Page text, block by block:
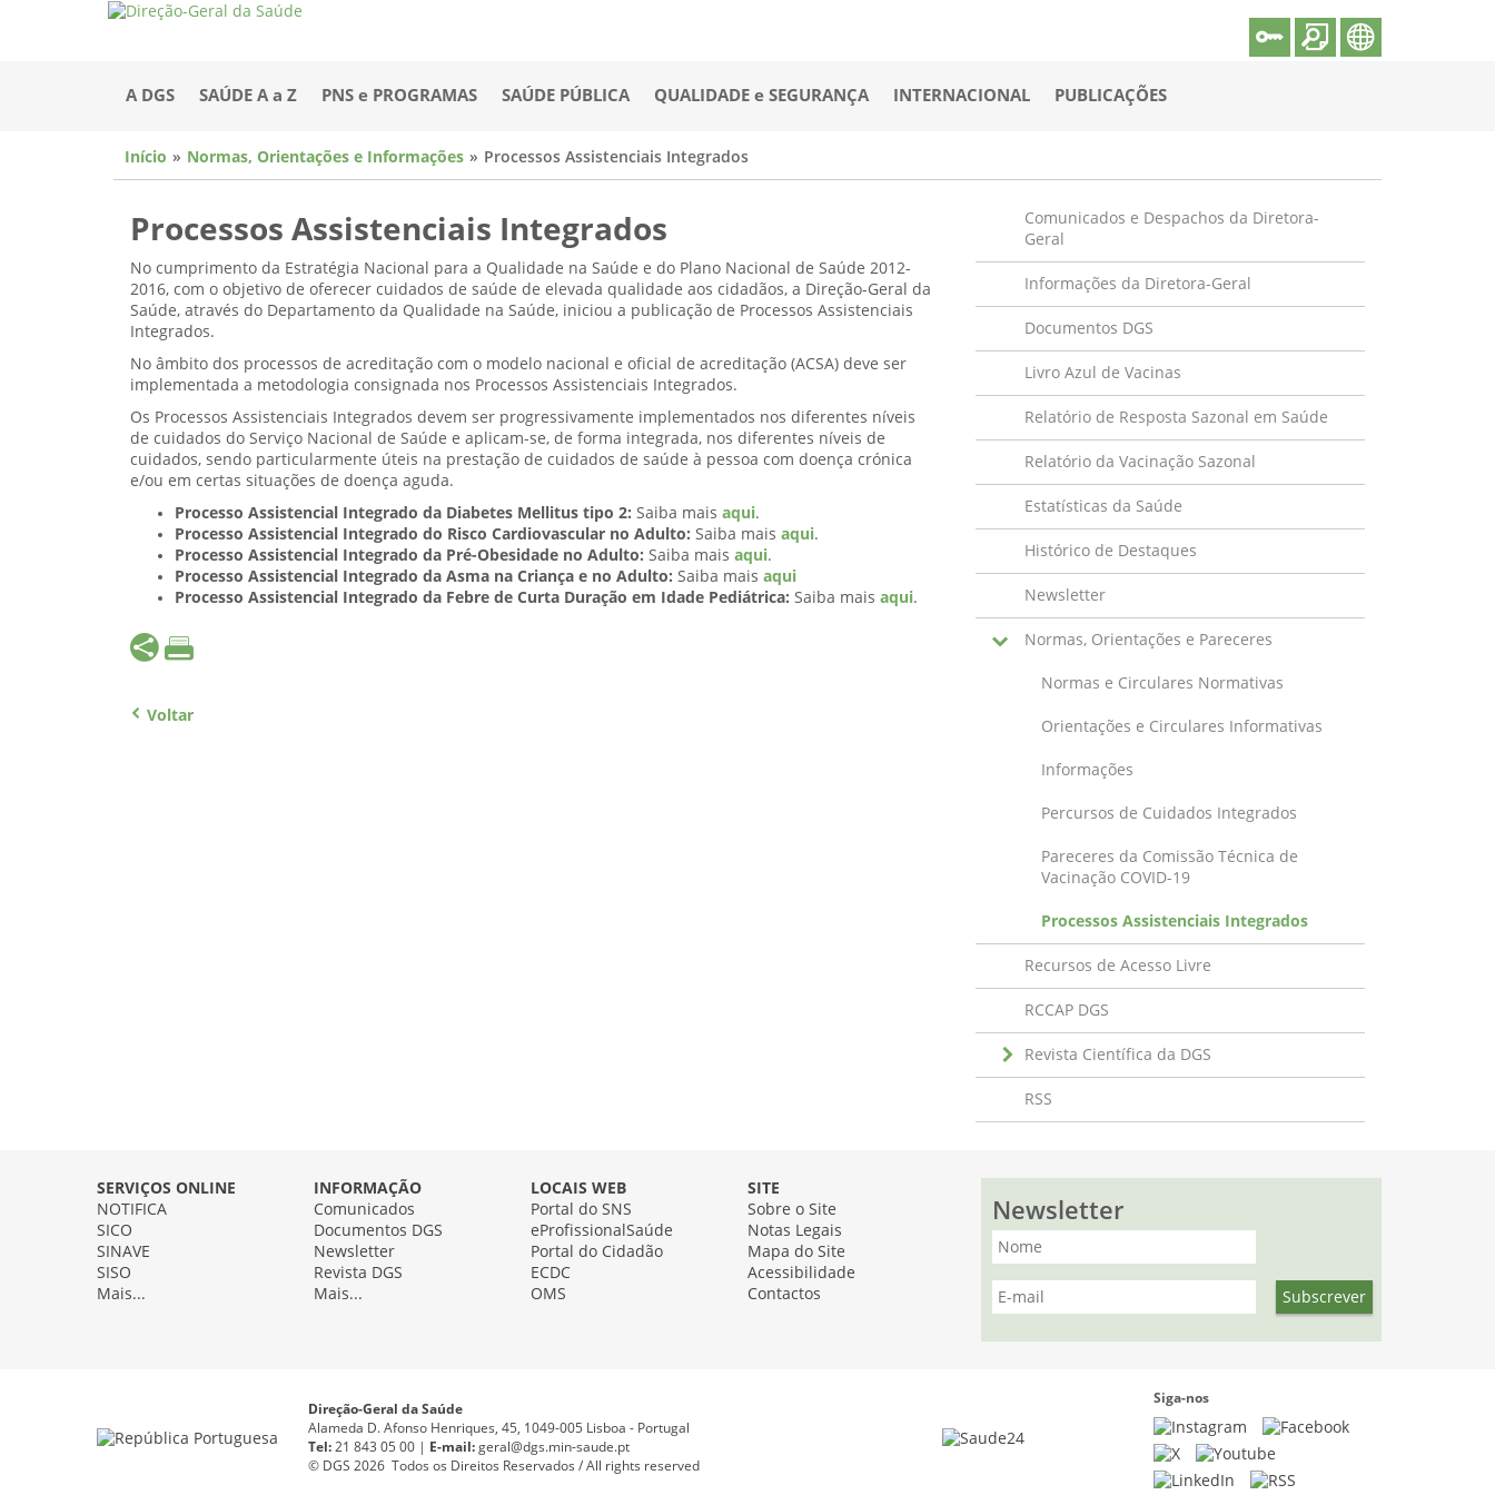
A DGS SAÚDE A a Z PNS e PROGRAMAS SAÚDE PÚBLICA QUALIDADE e SEGURANÇA INTERNACIONAL PUBLICAÇÕES
Início Normas, Orientações e Informações Processos Assistenciais Integrados
Processos Assistenciais Integrados
No cumprimento da Estratégia Nacional para a Qualidade na Saúde e do Plano Nacional de Saúde 2012-
2016, com o objetivo de oferecer cuidados de saúde de elevada qualidade aos cidadãos, a Direção-Geral da
Saúde, através do Departamento da Qualidade na Saúde, iniciou a publicação de Processos Assistenciais
Integrados.
No âmbito dos processos de acreditação com o modelo nacional e oficial de acreditação (ACSA) deve ser
implementada a metodologia consignada nos Processos Assistenciais Integrados.
Os Processos Assistenciais Integrados devem ser progressivamente implementados nos diferentes níveis
de cuidados do Serviço Nacional de Saúde e aplicam-se, de forma integrada, nos diferentes níveis de
cuidados, sendo particularmente úteis na prestação de cuidados de saúde à pessoa com doença crónica
e/ou em certas situações de doença aguda.
Processo Assistencial Integrado da Diabetes Mellitus tipo 2: Saiba mais aqui.
Processo Assistencial Integrado do Risco Cardiovascular no Adulto: Saiba mais aqui.
Processo Assistencial Integrado da Pré-Obesidade no Adulto: Saiba mais aqui.
Processo Assistencial Integrado da Asma na Criança e no Adulto: Saiba mais aqui
Processo Assistencial Integrado da Febre de Curta Duração em Idade Pediátrica: Saiba mais aqui.
Voltar
Comunicados e Despachos da Diretora-
Geral
Informações da Diretora-Geral
Documentos DGS
Livro Azul de Vacinas
Relatório de Resposta Sazonal em Saúde
Relatório da Vacinação Sazonal
Estatísticas da Saúde
Histórico de Destaques
Newsletter
Normas, Orientações e Pareceres
Normas e Circulares Normativas
Orientações e Circulares Informativas
Informações
Percursos de Cuidados Integrados
Pareceres da Comissão Técnica de
Vacinação COVID-19
Processos Assistenciais Integrados
Recursos de Acesso Livre
RCCAP DGS
Revista Científica da DGS
RSS
SERVIÇOS ONLINE
NOTIFICA
SICO
SINAVE
SISO
Mais...
INFORMAÇÃO
Comunicados
Documentos DGS
Newsletter
Revista DGS
Mais...
LOCAIS WEB
Portal do SNS
eProfissionalSaúde
Portal do Cidadão
ECDC
OMS
SITE
Sobre o Site
Notas Legais
Mapa do Site
Acessibilidade
Contactos
Newsletter
Direção-Geral da Saúde
Alameda D. Afonso Henriques, 45, 1049-005 Lisboa - Portugal
Tel: 21 843 05 00 | E-mail: geral@dgs.min-saude.pt
© DGS 2026 Todos os Direitos Reservados / All rights reserved
Siga-nos